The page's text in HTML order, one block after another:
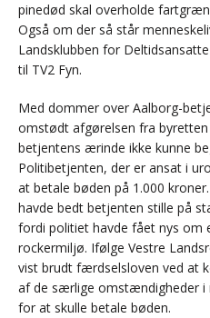
pinedød skal overholde
Også om der så står
Landsklubben for
til TV2 Fyn.
Med dommer over Aalborg-
omstødt afgørelsen fra
betjentens ærinde ikke kunne
Politibetjenten, der er ansat i
at betale bøden på 1.000
havde bedt betjenten stille på
fordi politiet havde fået nys om
rockermiljø. Ifølge Vestre
vist brudt færdselsloven ved at
af de særlige omstændigheder i
for at skulle betale bøden.